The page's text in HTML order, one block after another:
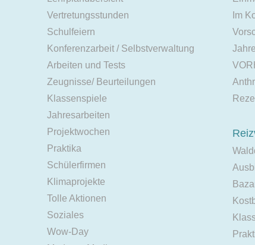
Vertretungsstunden
Schulfeiern
Konferenzarbeit / Selbstverwaltung
Arbeiten und Tests
Zeugnisse/ Beurteilungen
Klassenspiele
Jahresarbeiten
Projektwochen
Praktika
Schülerfirmen
Klimaprojekte
Tolle Aktionen
Soziales
Wow-Day
Im